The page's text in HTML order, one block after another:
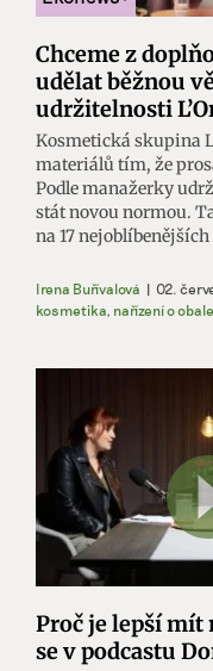
Chceme z
udělat běžnou
udržitelnosti
Kosmetická skupina
materiálů tím, že
Podle manažerky
stát novou normou.
na 17
Irena Buřívalová | 02.
kosmetika, nařízení o
Proč je lepší mít
se v podcastu